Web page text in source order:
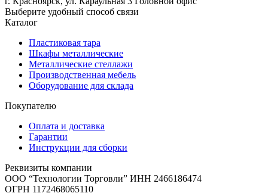
Выберите удобный способ связи
Каталог
Пластиковая тара
Шкафы металлические
Металлические стеллажи
Производственная мебель
Оборудование для склада
Покупателю
Оплата и доставка
Гарантии
Инструкции для сборки
Реквизиты компании
ООО “Технологии Торговли” ИНН 2466186474
ОГРН 1172468065110